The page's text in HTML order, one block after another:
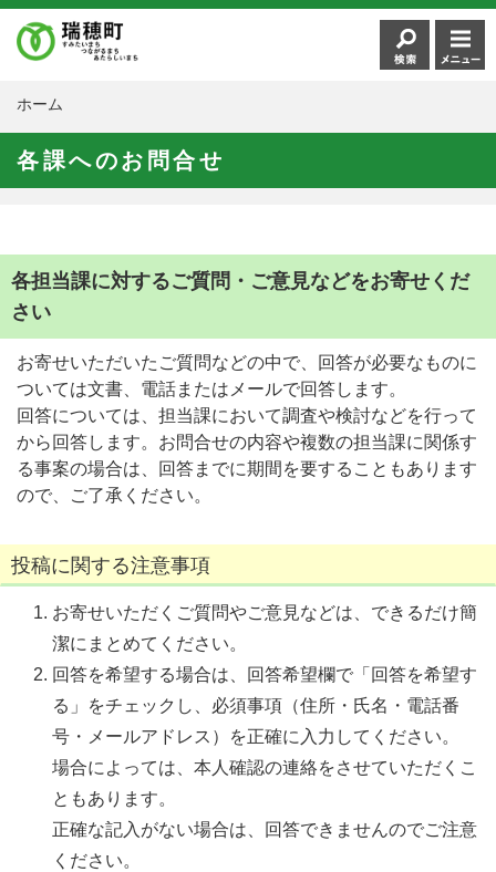
ホーム
各課へのお問合せ
各担当課に対するご質問・ご意見などをお寄せくだ
さい
お寄せいただいたご質問などの中で、回答が必要なものに
ついては文書、電話またはメールで回答します。
回答については、担当課において調査や検討などを行って
から回答します。お問合せの内容や複数の担当課に関係す
る事案の場合は、回答までに期間を要することもあります
ので、ご了承ください。
投稿に関する注意事項
お寄せいただくご質問やご意見などは、できるだけ簡
潔にまとめてください。
回答を希望する場合は、回答希望欄で「回答を希望す
る」をチェックし、必須事項（住所・氏名・電話番
号・メールアドレス）を正確に入力してください。
場合によっては、本人確認の連絡をさせていただくこ
ともあります。
正確な記入がない場合は、回答できませんのでご注意
ください。